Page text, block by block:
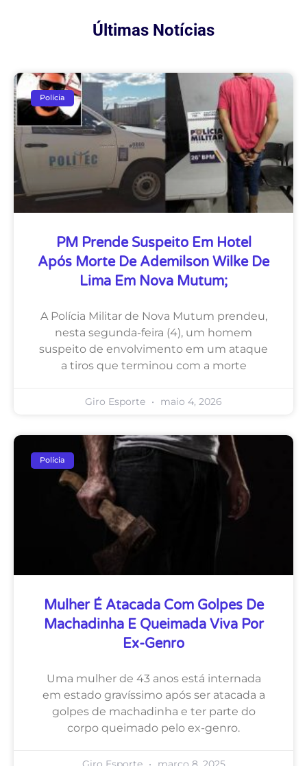
Últimas Notícias
Polícia
PM Prende Suspeito Em Hotel
Após Morte De Ademilson Wilke De
Lima Em Nova Mutum;
A Polícia Militar de Nova Mutum prendeu,
nesta segunda-feira (4), um homem
suspeito de envolvimento em um ataque
a tiros que terminou com a morte
Giro Esporte maio 4, 2026
Polícia
Mulher É Atacada Com Golpes De
Machadinha E Queimada Viva Por
Ex-Genro
Uma mulher de 43 anos está internada
em estado gravíssimo após ser atacada a
golpes de machadinha e ter parte do
corpo queimado pelo ex-genro.